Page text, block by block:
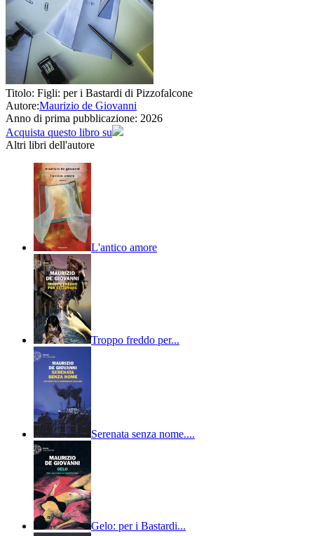
Titolo: Figli: per i Bastardi di Pizzofalcone
Autore:Maurizio de Giovanni
Anno di prima pubblicazione: 2026
Acquista questo libro su
Altri libri dell'autore
L'antico amore
Troppo freddo per...
Serenata senza nome....
Gelo: per i Bastardi...